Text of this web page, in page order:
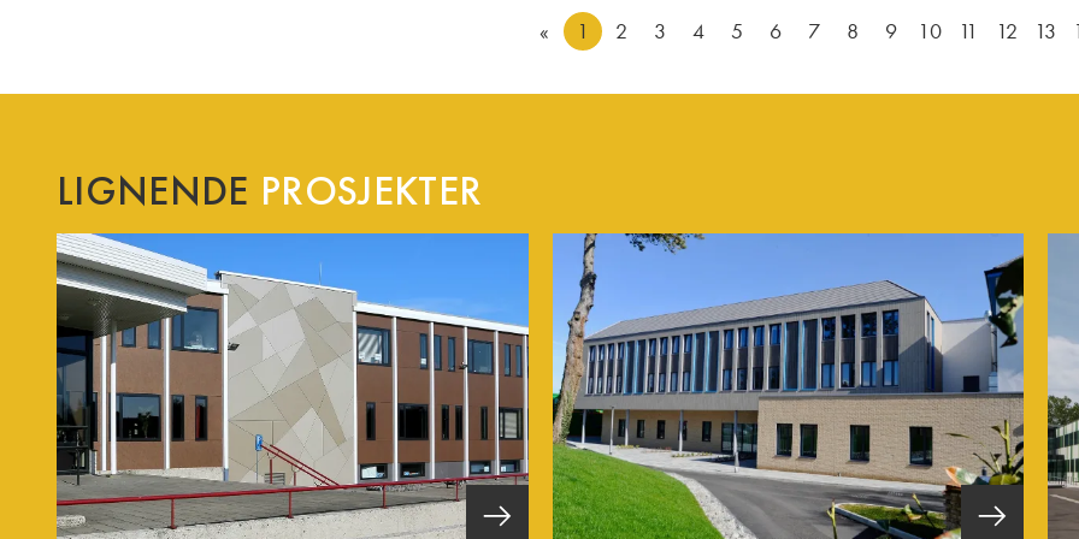
« 1 2 3 4 5 6 7 8 9 10 11 12 13
LIGNENDE PROSJEKTER